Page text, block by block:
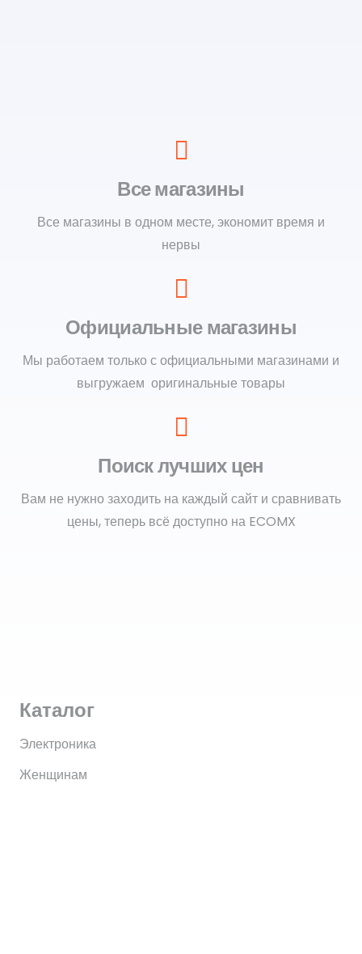
Все магазины
Все магазины в одном месте, экономит время и
нервы
Официальные магазины
Мы работаем только с официальными магазинами и
выгружаем оригинальные товары
Поиск лучших цен
Вам не нужно заходить на каждый сайт и сравнивать
цены, теперь всё доступно на ECOMX
Каталог
Электроника
Женщинам